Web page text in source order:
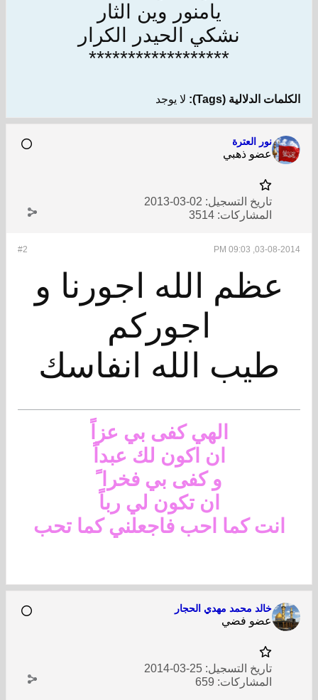
يامنور وين الثار
نشكي الحيدر الكرار
******************
الكلمات الدلالية (Tags): لا يوجد
نور العترة
عضو ذهبي
تاريخ التسجيل: 02-03-2013
المشاركات: 3514
#2 03-08-2014, 09:03 PM
عظم الله اجورنا و
اجوركم
طيب الله انفاسك
الهي كفى بي عزاً
ان اكون لك عبداً
و كفى بي فخرا ً
ان تكون لي رباً
انت كما احب فاجعلني كما تحب
خالد محمد مهدي الحجار
عضو فضي
تاريخ التسجيل: 25-03-2014
المشاركات: 659